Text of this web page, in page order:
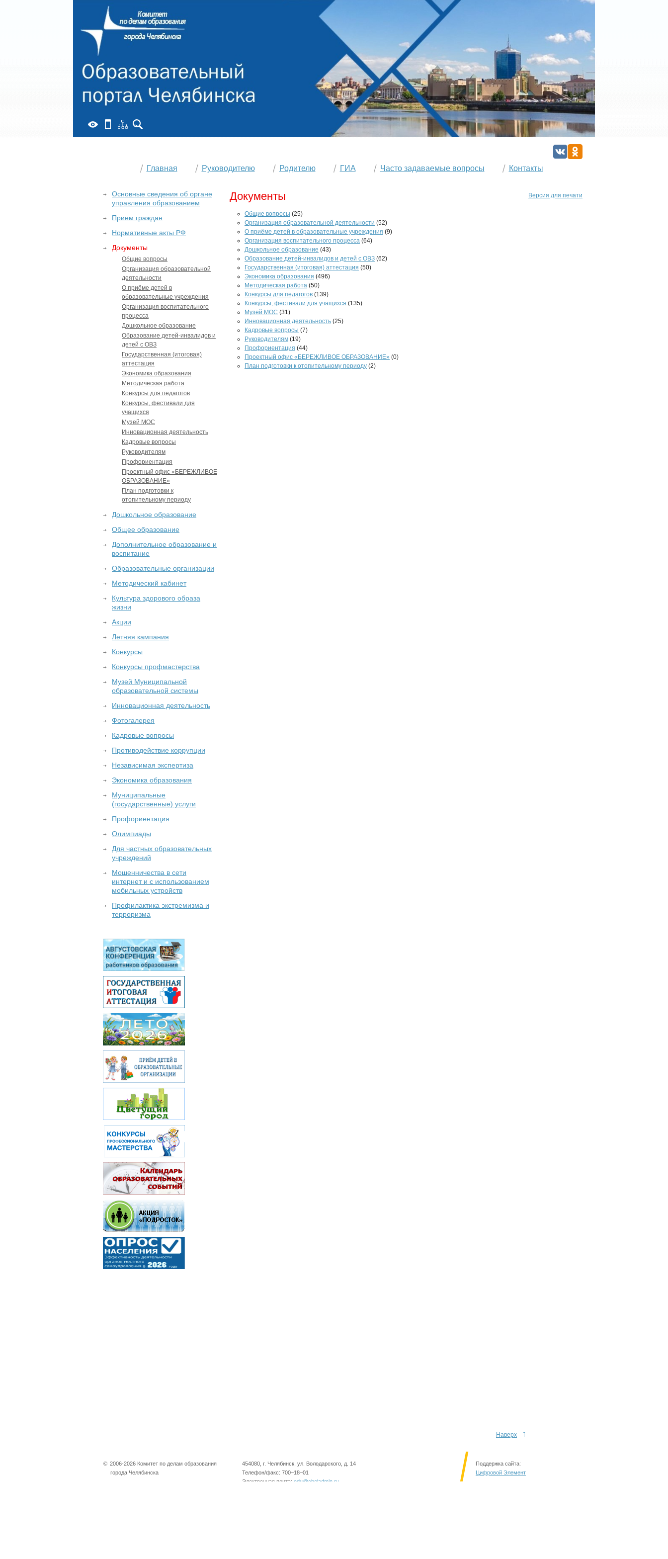
Главная Руководителю Родителю ГИА Часто задаваемые вопросы Контакты
Версия для печати
Документы
Общие вопросы (25)
Организация образовательной деятельности (52)
О приёме детей в образовательные учреждения (9)
Организация воспитательного процесса (64)
Дошкольное образование (43)
Образование детей-инвалидов и детей с ОВЗ (62)
Государственная (итоговая) аттестация (50)
Экономика образования (496)
Методическая работа (50)
Конкурсы для педагогов (139)
Конкурсы, фестивали для учащихся (135)
Музей МОС (31)
Инновационная деятельность (25)
Кадровые вопросы (7)
Руководителям (19)
Профориентация (44)
Проектный офис «БЕРЕЖЛИВОЕ ОБРАЗОВАНИЕ» (0)
План подготовки к отопительному периоду (2)
Основные сведения об органе
управления образованием
Прием граждан
Нормативные акты РФ
Документы
Общие вопросы
Организация образовательной
деятельности
О приёме детей в
образовательные учреждения
Организация воспитательного
процесса
Дошкольное образование
Образование детей-инвалидов и
детей с ОВЗ
Государственная (итоговая)
аттестация
Экономика образования
Методическая работа
Конкурсы для педагогов
Конкурсы, фестивали для
учащихся
Музей МОС
Инновационная деятельность
Кадровые вопросы
Руководителям
Профориентация
Проектный офис «БЕРЕЖЛИВОЕ
ОБРАЗОВАНИЕ»
План подготовки к
отопительному периоду
Дошкольное образование
Общее образование
Дополнительное образование и
воспитание
Образовательные организации
Методический кабинет
Культура здорового образа
жизни
Акции
Летняя кампания
Конкурсы
Конкурсы профмастерства
Музей Муниципальной
образовательной системы
Инновационная деятельность
Фотогалерея
Кадровые вопросы
Противодействие коррупции
Независимая экспертиза
Экономика образования
Муниципальные
(государственные) услуги
Профориентация
Олимпиады
Для частных образовательных
учреждений
Мошенничества в сети
интернет и с использованием
мобильных устройств
Профилактика экстремизма и
терроризма
Наверх ↑
© 2006-2026 Комитет по делам образования
города Челябинска
454080, г. Челябинск, ул. Володарского, д. 14
Телефон/факс: 700–18–01
Электронная почта: edu@cheladmin.ru
Поддержка сайта:
Цифровой Элемент